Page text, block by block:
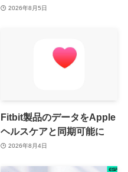
月8日か9月9日に開催見込
2026年8月5日
Fitbit製品のデータをApple
ヘルスケアと同期可能に
2026年8月4日